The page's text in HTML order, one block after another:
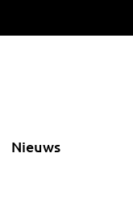
Nieuws